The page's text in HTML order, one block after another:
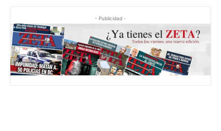
- Publicidad -